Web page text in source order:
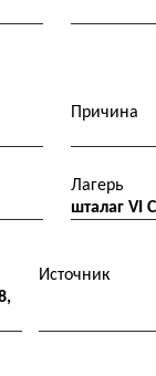
Причина
Лагерь
шталаг VI C
Источник